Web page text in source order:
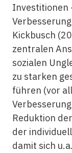
Investitionen
Kickbusch
zentralen
sozialen
zu starken
führen (vor
Reduktion
der
damit sich